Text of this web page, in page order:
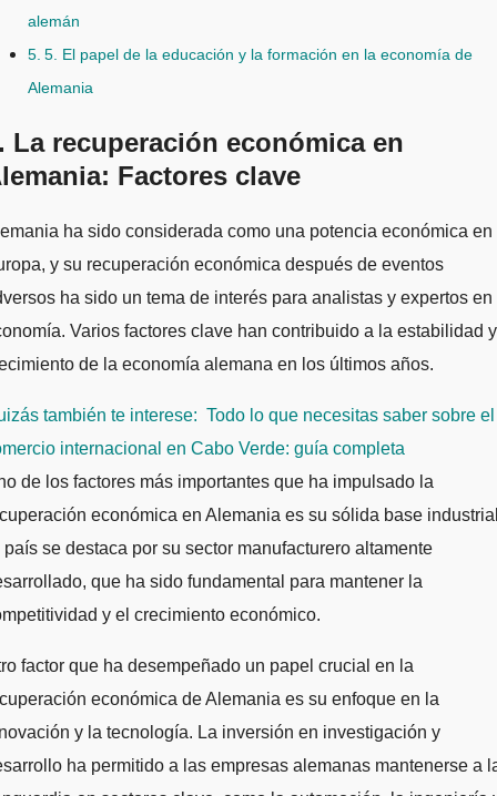
alemán
5. El papel de la educación y la formación en la economía de
Alemania
La recuperación económica en
Factores clave
y su recuperación económica después de eventos
ha sido un tema de interés para analistas y expertos en
Varios factores clave han contribuido a la estabilidad y
de la economía alemana en los últimos años.
también te interese: Todo lo que necesitas saber sobre el
internacional en Cabo Verde: guía completa
de los factores más importantes que ha impulsado la
económica en Alemania es su sólida base
país se destaca por su sector manufacturero altamente
que ha sido fundamental para mantener la
y el crecimiento económico.
factor que ha desempeñado un papel crucial en la
económica de Alemania es su enfoque en la
y la tecnología. La inversión en investigación y
ha permitido a las empresas alemanas mantenerse a